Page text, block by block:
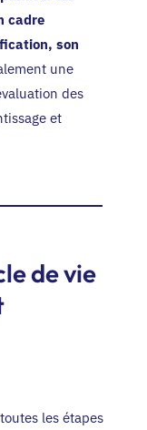
cadre
son
une
des
et
de vie
les étapes